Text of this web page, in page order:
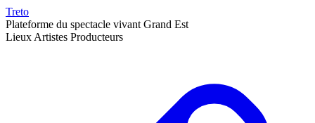
Treto
Plateforme du spectacle vivant Grand Est
Lieux Artistes Producteurs